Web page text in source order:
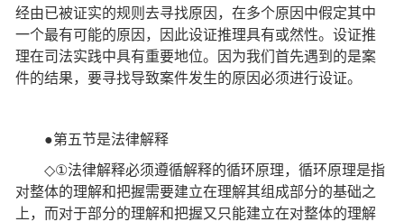
经由已被证实的规则去寻找原因，在多个原因中假定其中
一个最有可能的原因，因此设证推理具有或然性。设证推
理在司法实践中具有重要地位。因为我们首先遇到的是案
件的结果，要寻找导致案件发生的原因必须进行设证。
●第五节是法律解释
◇①法律解释必须遵循解释的循环原理，循环原理是指
对整体的理解和把握需要建立在理解其组成部分的基础之
上，而对于部分的理解和把握又只能建立在对整体的理解